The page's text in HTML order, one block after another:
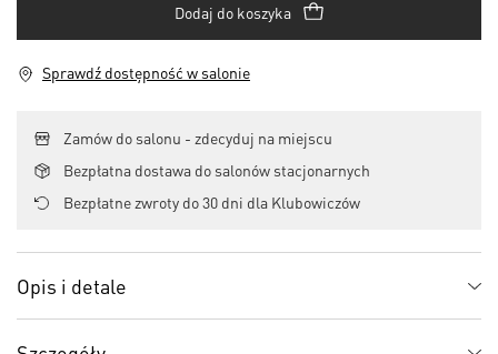
Dodaj do koszyka
Sprawdź dostępność w salonie
Zamów do salonu - zdecyduj na miejscu
Bezpłatna dostawa do salonów stacjonarnych
Bezpłatne zwroty do 30 dni dla Klubowiczów
Opis i detale